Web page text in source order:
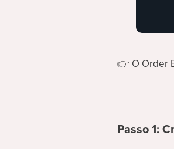
👉 O Order
Passo 1: